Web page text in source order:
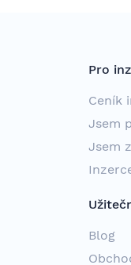
Pro
Ceník
Jsem
Jsem
Blog